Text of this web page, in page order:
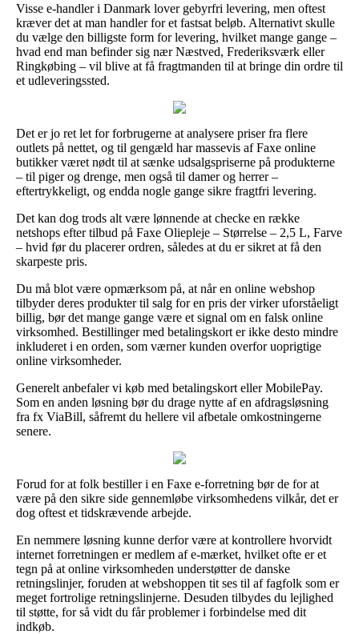
Visse e-handler i Danmark lover gebyrfri levering, men oftest
kræver det at man handler for et fastsat beløb. Alternativt skulle
du vælge den billigste form for levering, hvilket mange gange –
hvad end man befinder sig nær Næstved, Frederiksværk eller
Ringkøbing – vil blive at få fragtmanden til at bringe din ordre til
et udleveringssted.
Det er jo ret let for forbrugerne at analysere priser fra flere
outlets på nettet, og til gengæld har massevis af Faxe online
butikker været nødt til at sænke udsalgspriserne på produkterne
– til piger og drenge, men også til damer og herrer –
eftertrykkeligt, og endda nogle gange sikre fragtfri levering.
Det kan dog trods alt være lønnende at checke en række
netshops efter tilbud på Faxe Oliepleje – Størrelse – 2,5 L, Farve
– hvid før du placerer ordren, således at du er sikret at få den
skarpeste pris.
Du må blot være opmærksom på, at når en online webshop
tilbyder deres produkter til salg for en pris der virker uforståeligt
billig, bør det mange gange være et signal om en falsk online
virksomhed. Bestillinger med betalingskort er ikke desto mindre
inkluderet i en orden, som værner kunden overfor uoprigtige
online virksomheder.
Generelt anbefaler vi køb med betalingskort eller MobilePay.
Som en anden løsning bør du drage nytte af en afdragsløsning
fra fx ViaBill, såfremt du hellere vil afbetale omkostningerne
senere.
Forud for at folk bestiller i en Faxe e-forretning bør de for at
være på den sikre side gennemløbe virksomhedens vilkår, det er
dog oftest et tidskrævende arbejde.
En nemmere løsning kunne derfor være at kontrollere hvorvidt
internet forretningen er medlem af e-mærket, hvilket ofte er et
tegn på at online virksomheden understøtter de danske
retningslinjer, foruden at webshoppen tit ses til af fagfolk som er
meget fortrolige retningslinjerne. Desuden tilbydes du lejlighed
til støtte, for så vidt du får problemer i forbindelse med dit
indkøb.